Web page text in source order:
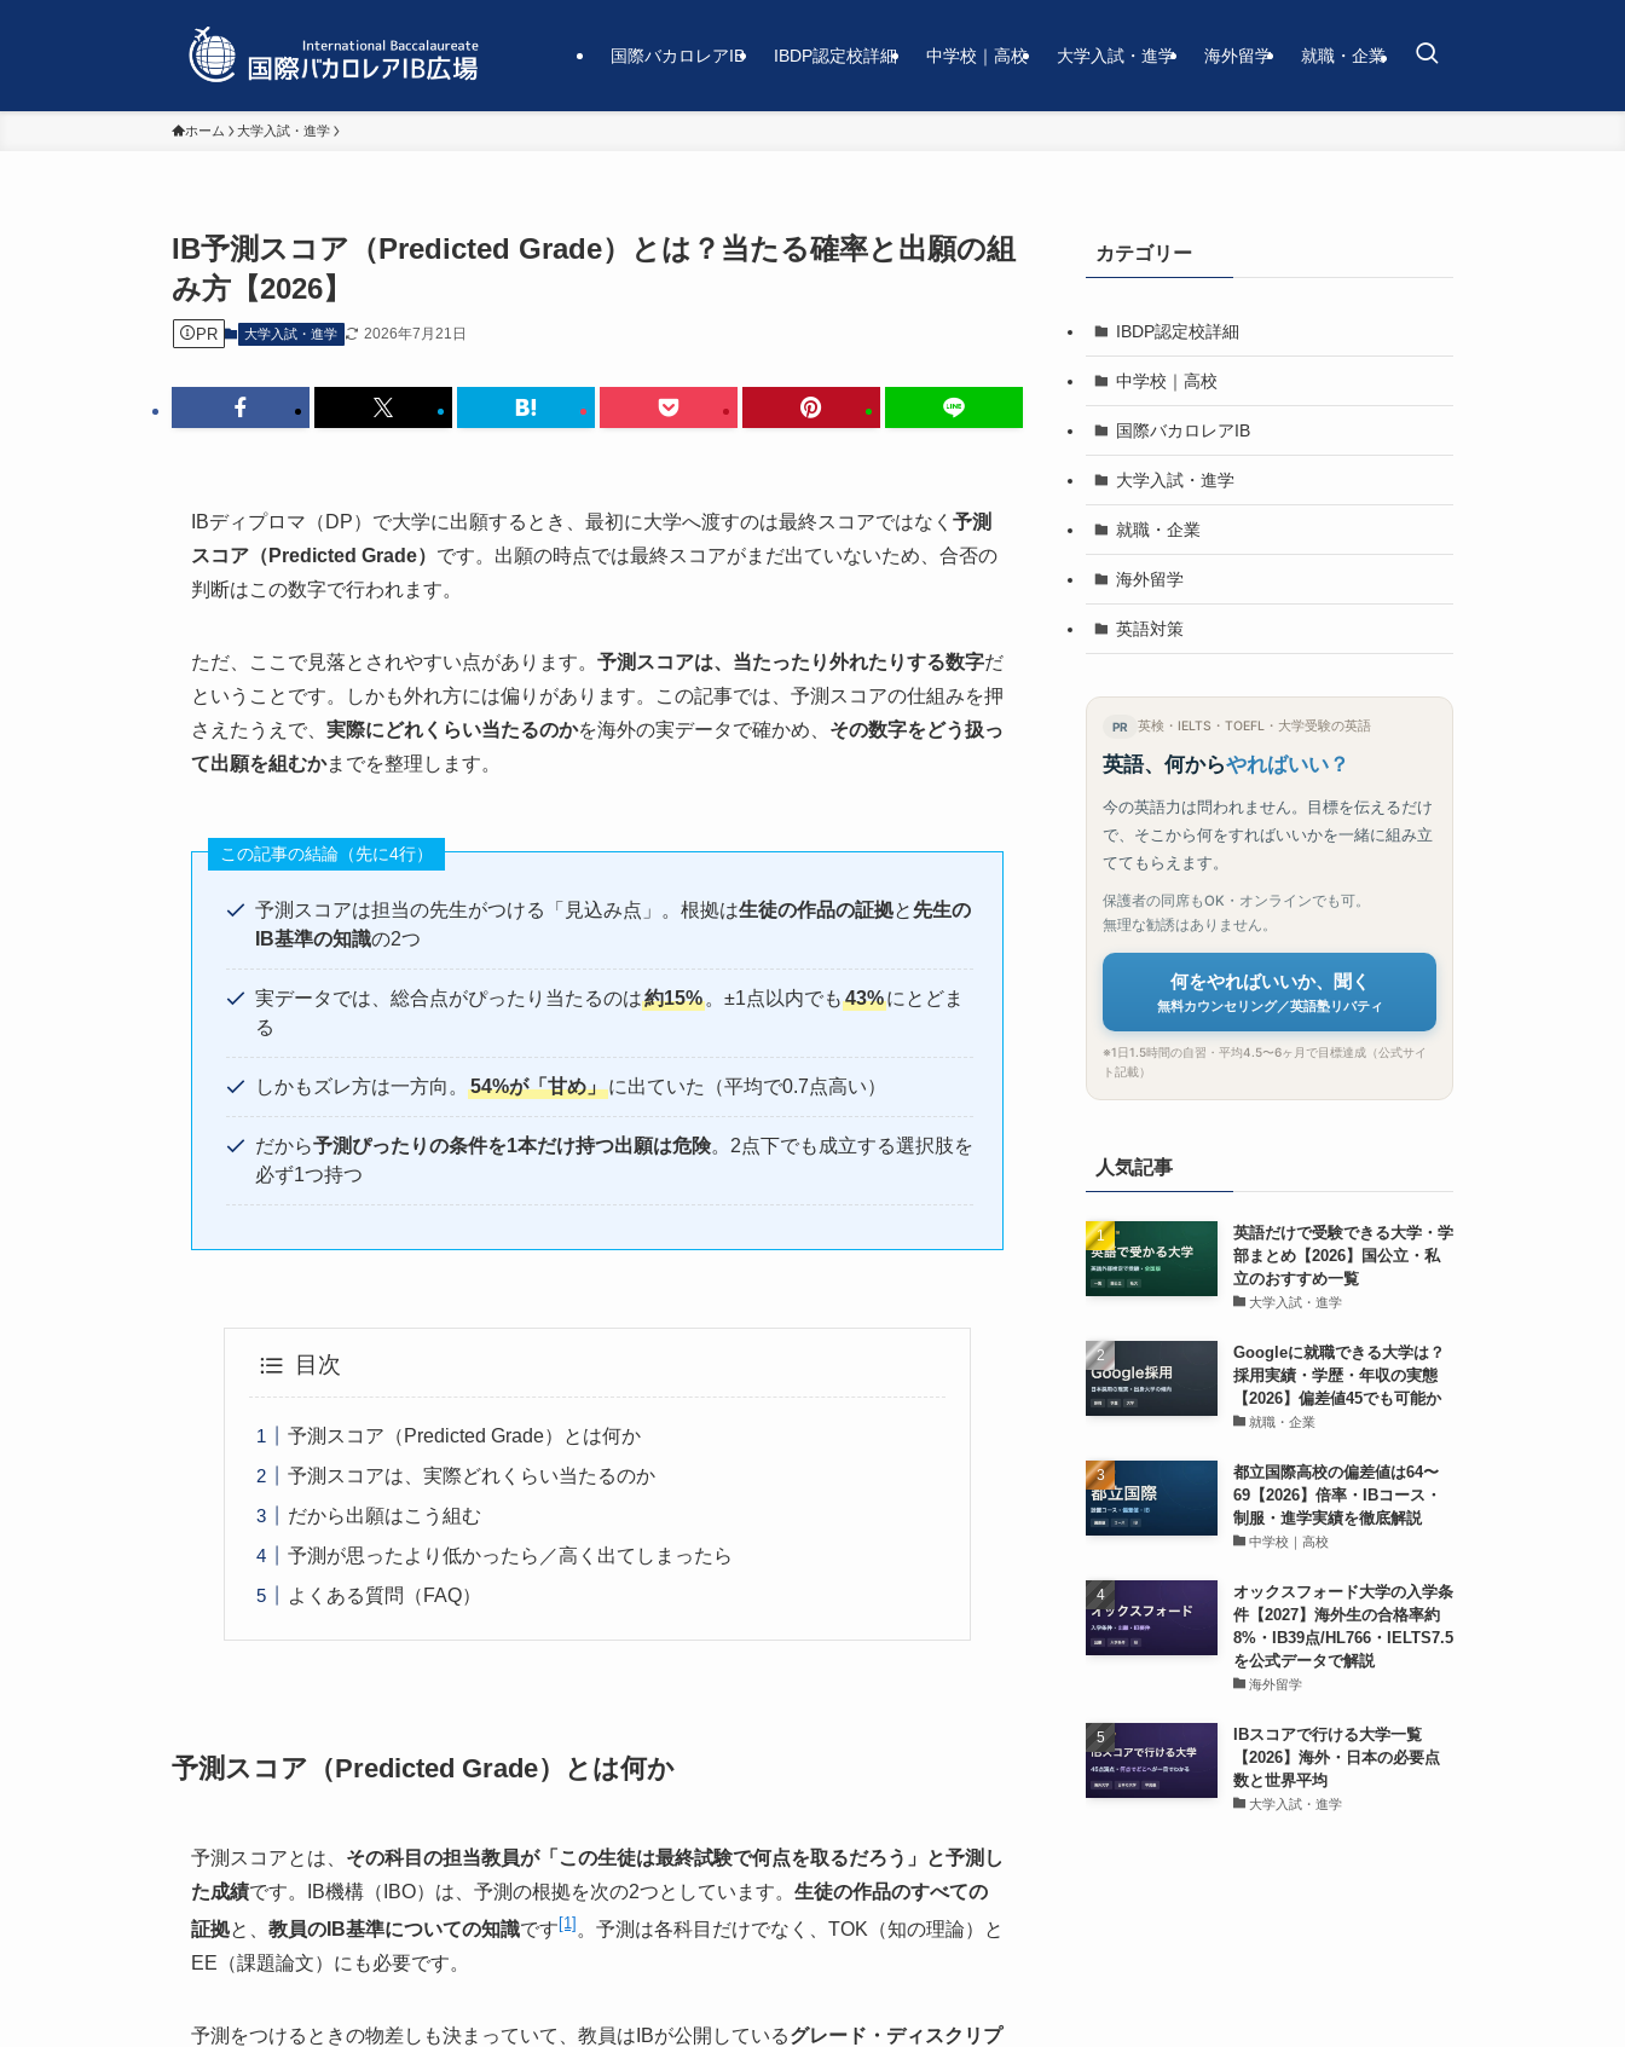
国際バカロレアIB IBDP認定校詳細 中学校｜高校 大学入試・進学 海外留学 就職・企業
ホーム 大学入試・進学
IB予測スコア（Predicted Grade）とは？当たる確率と出願の組
み方【2026】
PR 大学入試・進学 2026年7月21日
IBディプロマ（DP）で大学に出願するとき、最初に大学へ渡すのは最終スコアではなく 予測
スコア（Predicted Grade） です。出願の時点では最終スコアがまだ出ていないため、合否の
判断はこの数字で行われます。
ただ、ここで見落とされやすい点があります。 予測スコアは、当たったり外れたりする数字だ
ということです。しかも外れ方には偏りがあります。この記事では、予測スコアの仕組みを押
さえたうえで、 実際にどれくらい当たるのかを海外の実データで確かめ、 その数字をどう扱っ
て出願を組むかまでを整理します。
この記事の結論（先に4行）
予測スコアは担当の先生がつける「見込み点」。根拠は生徒の作品の証拠と 先生の
IB基準の知識の2つ
実データでは、総合点がぴったり当たるのは約15% 。±1点以内でも 43%にとどま
る
しかもズレ方は一方向。 54%が「甘め」に出ていた（平均で0.7点高い）
だから予測ぴったりの条件を1本だけ持つ出願は危険。2点下でも成立する選択肢を
必ず1つ持つ
目次
予測スコア（Predicted Grade）とは何か
予測スコアは、実際どれくらい当たるのか
だから出願はこう組む
予測が思ったより低かったら／高く出てしまったら
よくある質問（FAQ）
予測スコア（Predicted Grade）とは何か
予測スコアとは、 その科目の担当教員が「この生徒は最終試験で何点を取るだろう」と予測し
た成績です。IB機構（IBO）は、予測の根拠を次の2つとしています。 生徒の作品のすべての
証拠と、 教員のIB基準についての知識です[1] 。予測は各科目だけでなく、TOK（知の理論）と
EE（課題論文）にも必要です。
予測をつけるときの物差しも決まっていて、教員はIBが公開しているグレード・ディスクリプ
カテゴリー
IBDP認定校詳細
中学校｜高校
国際バカロレアIB
大学入試・進学
就職・企業
海外留学
英語対策
PR 英検・IELTS・TOEFL・大学受験の英語
英語、何からやればいい？
今の英語力は問われません。目標を伝えるだけ
で、そこから何をすればいいかを一緒に組み立
ててもらえます。
保護者の同席もOK・オンラインでも可。
無理な勧誘はありません。
何をやればいいか、聞く
無料カウンセリング／英語塾リバティ
※1日1.5時間の自習・平均4.5〜6ヶ月で目標達成（公式サイ
ト記載）
人気記事
英語だけで受験できる大学・学
部まとめ【2026】国公立・私
立のおすすめ一覧
大学入試・進学
Googleに就職できる大学は？
採用実績・学歴・年収の実態
【2026】偏差値45でも可能か
就職・企業
都立国際高校の偏差値は64〜
69【2026】倍率・IBコース・
制服・進学実績を徹底解説
中学校｜高校
オックスフォード大学の入学条
件【2027】海外生の合格率約
8%・IB39点/HL766・IELTS7.5
を公式データで解説
海外留学
IBスコアで行ける大学一覧
【2026】海外・日本の必要点
数と世界平均
大学入試・進学